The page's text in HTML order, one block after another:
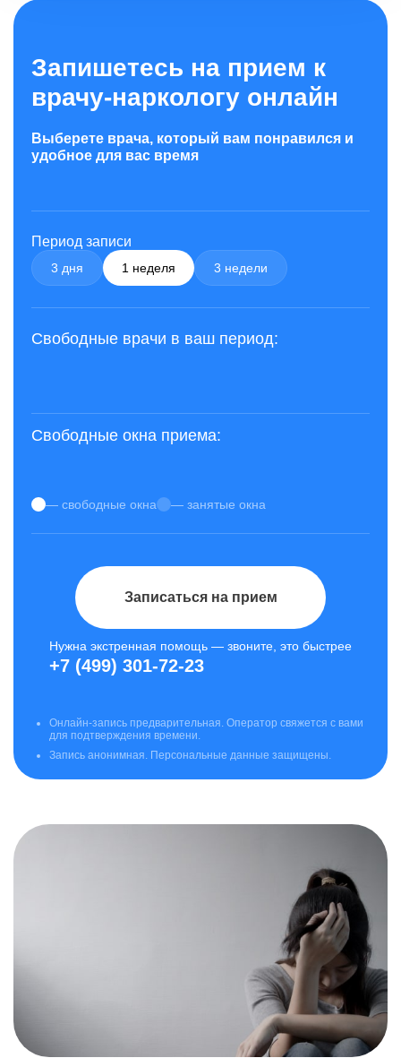
Запишетесь на прием к
врачу-наркологу онлайн
Выберете врача, который вам понравился и
удобное для вас время
Период записи
3 дня 1 неделя 3 недели
Свободные врачи в ваш период:
Свободные окна приема:
— свободные окна — занятые окна
Записаться на прием
Нужна экстренная помощь — звоните, это быстрее
+7 (499) 301-72-23
Онлайн-запись предварительная. Оператор свяжется с вами
для подтверждения времени.
Запись анонимная. Персональные данные защищены.